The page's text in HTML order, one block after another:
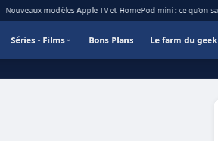
modèles Apple TV et HomePod mini : ce qu’on sait
Séries - Films Bons Plans Le farm du geek